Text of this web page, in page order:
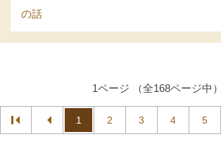
の話
1ページ （全168ページ中）
1 2 3 4 5